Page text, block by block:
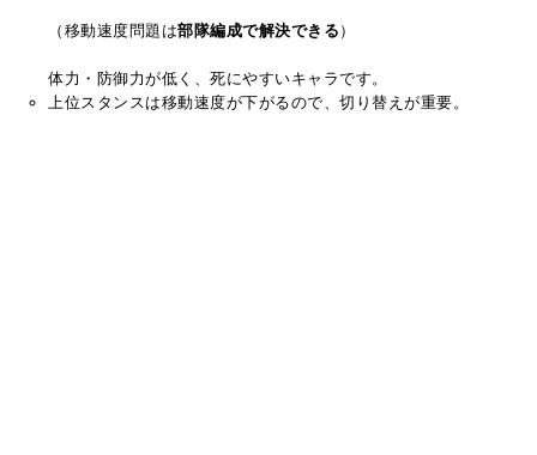
（移動速度問題は部隊編成で解決できる ）
体力・防御力が低く、死にやすいキャラです。
上位スタンスは移動速度が下がるので、切り替えが重要。